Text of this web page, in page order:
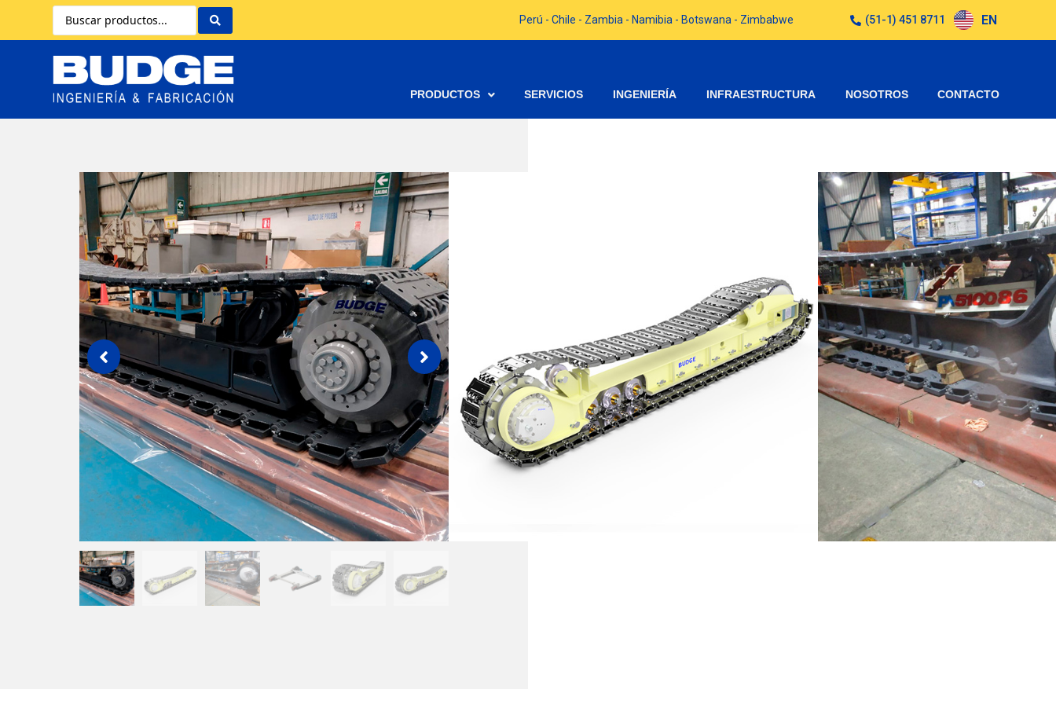
Perú - Chile - Zambia - Namibia - Botswana - Zimbabwe (51-1) 451 8711 EN
PRODUCTOS SERVICIOS INGENIERÍA INFRAESTRUCTURA NOSOTROS CONTACTO
BASTIDOR ASSEMBLY
Código Budge: RB-3005043 (LH)
P/N BUCYRUS: G003551-02 / G003551-01
P/N CAT: 542-3256 / 530-3530